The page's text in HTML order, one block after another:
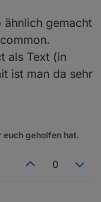
allen wichtigen
SmartName
nur einen
ähnlich gemacht
als Text (in
ist man da sehr
euch geholfen hat.
0